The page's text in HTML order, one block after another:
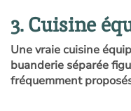
3. Cuisine
Une vraie cuisine
buanderie séparée
fréquemment